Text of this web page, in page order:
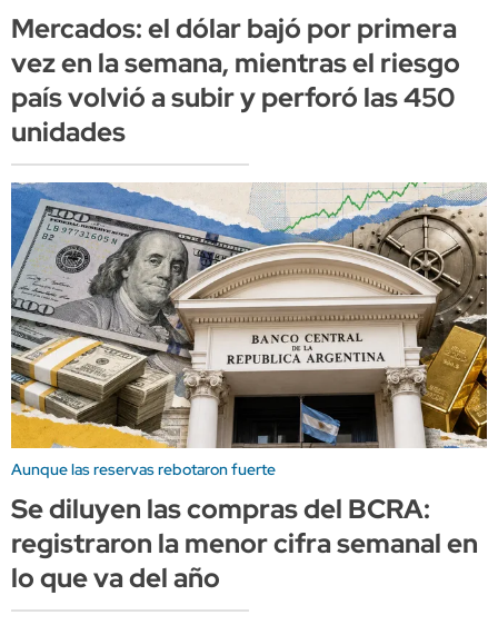
Mercados: el dólar bajó por primera
vez en la semana, mientras el riesgo
país volvió a subir y perforó las 450
unidades
Aunque las reservas rebotaron fuerte
Se diluyen las compras del BCRA:
registraron la menor cifra semanal en
lo que va del año